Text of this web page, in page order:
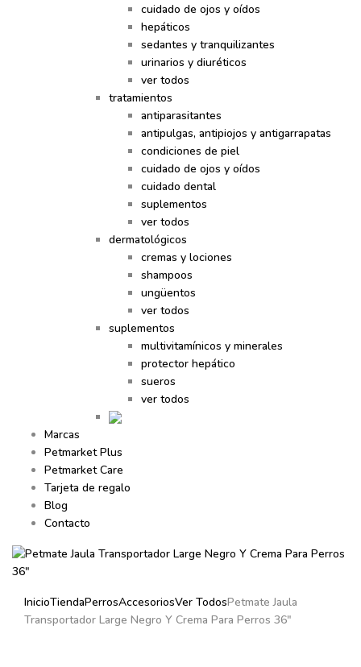
cuidado de ojos y oídos
hepáticos
sedantes y tranquilizantes
urinarios y diuréticos
ver todos
tratamientos
antiparasitantes
antipulgas, antipiojos y antigarrapatas
condiciones de piel
cuidado de ojos y oídos
cuidado dental
suplementos
ver todos
dermatológicos
cremas y lociones
shampoos
ungüentos
ver todos
suplementos
multivitamínicos y minerales
protector hepático
sueros
ver todos
Marcas
Petmarket Plus
Petmarket Care
Tarjeta de regalo
Blog
Contacto
InicioTiendaPerrosAccesoriosVer TodosPetmate Jaula
Transportador Large Negro Y Crema Para Perros 36″